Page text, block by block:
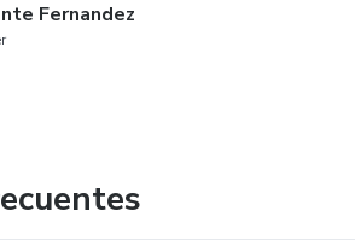
Fernandez